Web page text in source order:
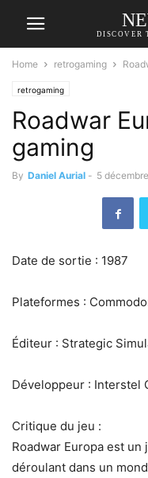
DISCOVER
Home retrogaming
retrogaming
Roadwar
gaming
By Daniel Aurial - 5
Date de sortie : 1987
Plateformes :
Éditeur : Strategic
Développeur : Interstel
Critique du jeu :
Roadwar Europa est
déroulant dans un